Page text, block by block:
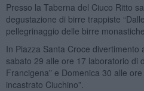
Presso la Taberna del Ciuco Ritto
degustazione di birre trappiste
pellegrinaggio delle birre
In Piazza Santa Croce divertimento
sabato 29 alle ore 17 laboratorio di
Francigena” e Domenica 30 alle
incastrato Ciuchino”.